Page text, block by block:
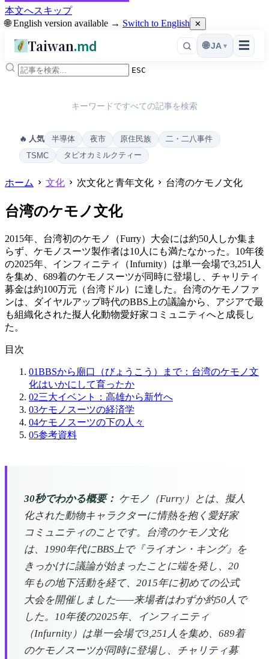
本文へスキップ
🌐 English version available → Switch to English ✕
Taiwan.md ☰
🌐 JA ▾
ESC
キーワードですべての記事を検索
🔥 人気 半導体 夜市 原住民族
二・二八事件
TSMC
タピオカミルクティー
ホーム 文化 次文化と青年文化 台湾のケモノ文化
台湾のケモノ文化
2015年、台湾初のケモノ（Furry）大会には約50人しか集ま
らず、ケモノスーツ製作者は10人にも満たなかった。10年後
の2025年、インフィニティ（Infurnity）は単一会場で3,251人
を集め、689着のケモノスーツが同時に登場し、チャリティ
募金は約100万元（台湾ドル）に達した。台湾のケモノファ
ンは、ダイヤルアップ時代のBBS上の議論から、アジアで最
も組織化された擬人化動物愛好家コミュニティへと成長し
た。
目次
01BBSから廟口（びょうこう）まで：台湾のケモノ文
化はいかにして育ったか
02三大イベント：高雄から新竹へ
03ケモノスーツの経済学
04ケモノスーツの下の人々
05参考資料
30秒でわかる概要： ケモノ（Furry）とは、擬人
化された動物キャラクターに情熱を抱く愛好家
コミュニティのことです。台湾のケモノ文化
は、1990年代にBBS上で『ライオン・キング』を
きっかけに議論が始まったことに端を発し、20
年もの地下活動を経て、2015年に初めての公式
大会を開催しました——来場者はわずか約50人で
した。10年後の2025年、インフィニティ
（Infurnity）は単一会場で3,251人を集め、689着
のケモノスーツが同時に登場し、チャリティ募